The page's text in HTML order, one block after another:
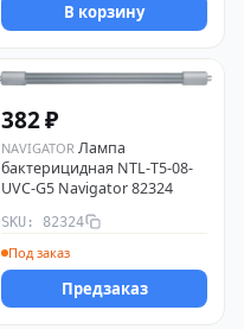
В корзину
382 ₽
NAVIGATOR Лампа
бактерицидная NTL-Т5-08-
UVC-G5 Navigator 82324
SKU: 82324
Под заказ
Предзаказ